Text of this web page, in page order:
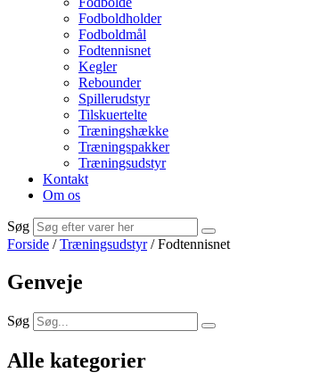
Fodboldholder
Fodboldmål
Fodtennisnet
Kegler
Rebounder
Spillerudstyr
Tilskuertelte
Træningshække
Træningspakker
Træningsudstyr
Kontakt
Om os
Søg
Forside /Træningsudstyr/ Fodtennisnet
Genveje
Søg
Alle kategorier